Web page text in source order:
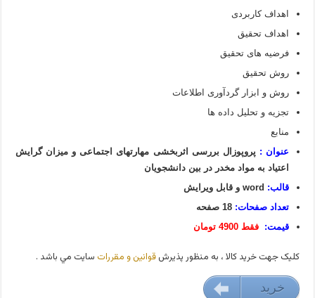
اهداف کاربردی
اهداف تحقیق
فرضیه های تحقیق
روش تحقيق
روش و ابزار گردآوری اطلاعات
تجزیه و تحلیل داده ها
منابع
عنوان : پروپوزال بررسی اثربخشی مهارتهای اجتماعی و میزان گرایش
اعتیاد به مواد مخدر در بین دانشجویان
قالب:
تعداد صفحات: 18 صفحه
قیمت:
فقط 4900 تومان
کليک جهت خريد کالا ، به منظور پذيرشقوانين و مقررات سايت مي باشد .
49000 تومان خريد